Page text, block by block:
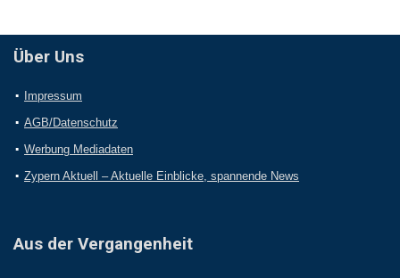
Über Uns
Impressum
AGB/Datenschutz
Werbung Mediadaten
Zypern Aktuell – Aktuelle Einblicke, spannende News
Aus der Vergangenheit